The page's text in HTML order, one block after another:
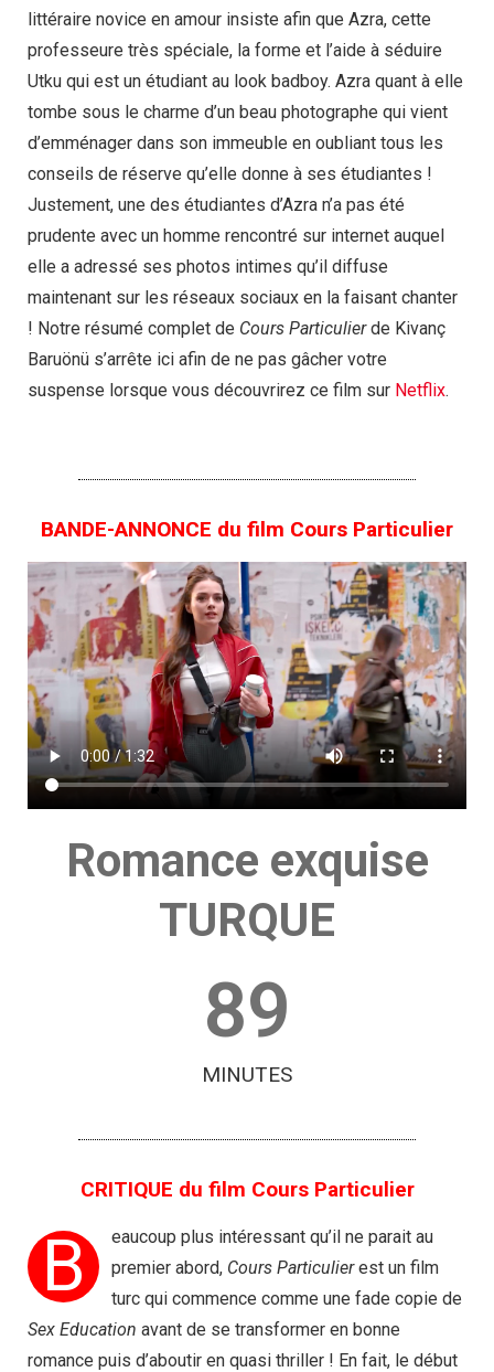
littéraire novice en amour insiste afin que Azra, cette
professeure très spéciale, la forme et l’aide à séduire
Utku qui est un étudiant au look badboy. Azra quant à elle
tombe sous le charme d’un beau photographe qui vient
d’emménager dans son immeuble en oubliant tous les
conseils de réserve qu’elle donne à ses étudiantes !
Justement, une des étudiantes d’Azra n’a pas été
prudente avec un homme rencontré sur internet auquel
elle a adressé ses photos intimes qu’il diffuse
maintenant sur les réseaux sociaux en la faisant chanter
! Notre résumé complet de Cours Particulierde Kivanç
Baruönü s’arrête ici afin de ne pas gâcher votre
suspense lorsque vous découvrirez ce film sur Netflix.
BANDE-ANNONCE du film Cours Particulier
Romance exquise
TURQUE
89
MINUTES
CRITIQUE du film Cours Particulier
B
eaucoup plus intéressant qu’il ne parait au
premier abord, Cours Particulierest un film
turc qui commence comme une fade copie de
Sex Education avant de se transformer en bonne
romance puis d’aboutir en quasi thriller ! En fait, le début